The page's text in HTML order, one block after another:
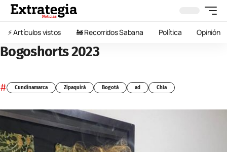
⚡️ Artículos vistos 🚂 Recorridos Sabana Política Opinión
Bogoshorts 2023
# Cundinamarca Zipaquirá Bogotá ad Chía